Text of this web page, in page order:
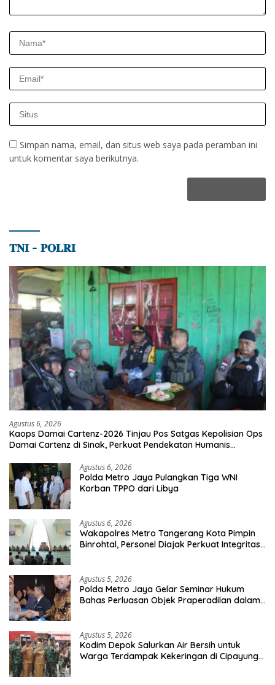
Simpan nama, email, dan situs web saya pada peramban ini
untuk komentar saya berikutnya.
𝐓𝐍𝐈 – 𝐏𝐎𝐋𝐑𝐈
Agustus 6, 2026
Kaops Damai Cartenz-2026 Tinjau Pos Satgas Kepolisian Ops
Damai Cartenz di Sinak, Perkuat Pendekatan Humanis
Agustus 6, 2026
Polda Metro Jaya Pulangkan Tiga WNI
Korban TPPO dari Libya
Agustus 6, 2026
Wakapolres Metro Tangerang Kota Pimpin
Binrohtal, Personel Diajak Perkuat Integritas
Agustus 5, 2026
Polda Metro Jaya Gelar Seminar Hukum
Bahas Perluasan Objek Praperadilan dalam
Agustus 5, 2026
Kodim Depok Salurkan Air Bersih untuk
Warga Terdampak Kekeringan di Cipayung